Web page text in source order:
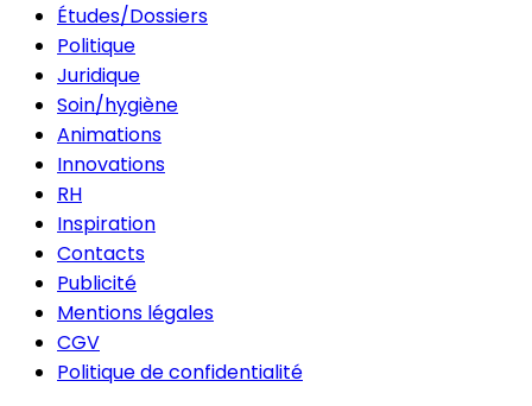
Études/Dossiers
Politique
Juridique
Soin/hygiène
Animations
Innovations
RH
Inspiration
Contacts
Publicité
Mentions légales
CGV
Politique de confidentialité